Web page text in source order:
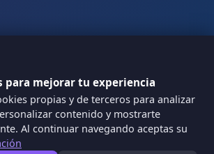
para mejorar tu experiencia
propias y de terceros para analizar
contenido y mostrarte
Al continuar navegando aceptas su
2001-2026 - Universidad ICESI
de Servicio